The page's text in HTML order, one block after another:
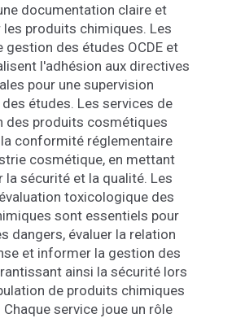
documentation claire et
les produits chimiques. Les
gestion des études OCDE et
l'adhésion aux directives
pour une supervision
études. Les services de
des produits cosmétiques
conformité réglementaire
cosmétique, en mettant
la sécurité et la qualité. Les
toxicologique des
sont essentiels pour
dangers, évaluer la relation
et informer la gestion des
ainsi la sécurité lors
de produits chimiques
Chaque service joue un rôle